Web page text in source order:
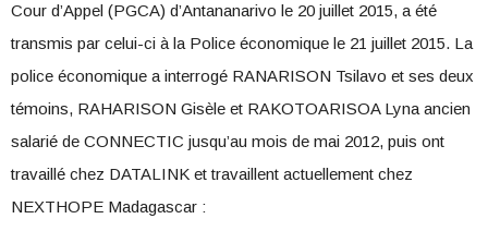
Cour d’Appel (PGCA) d’Antananarivo le 20 juillet 2015, a été
transmis par celui-ci à la Police économique le 21 juillet 2015. La
police économique a interrogé RANARISON Tsilavo et ses deux
témoins, RAHARISON Gisèle et RAKOTOARISOA Lyna ancien
salarié de CONNECTIC jusqu’au mois de mai 2012, puis ont
travaillé chez DATALINK et travaillent actuellement chez
NEXTHOPE Madagascar :